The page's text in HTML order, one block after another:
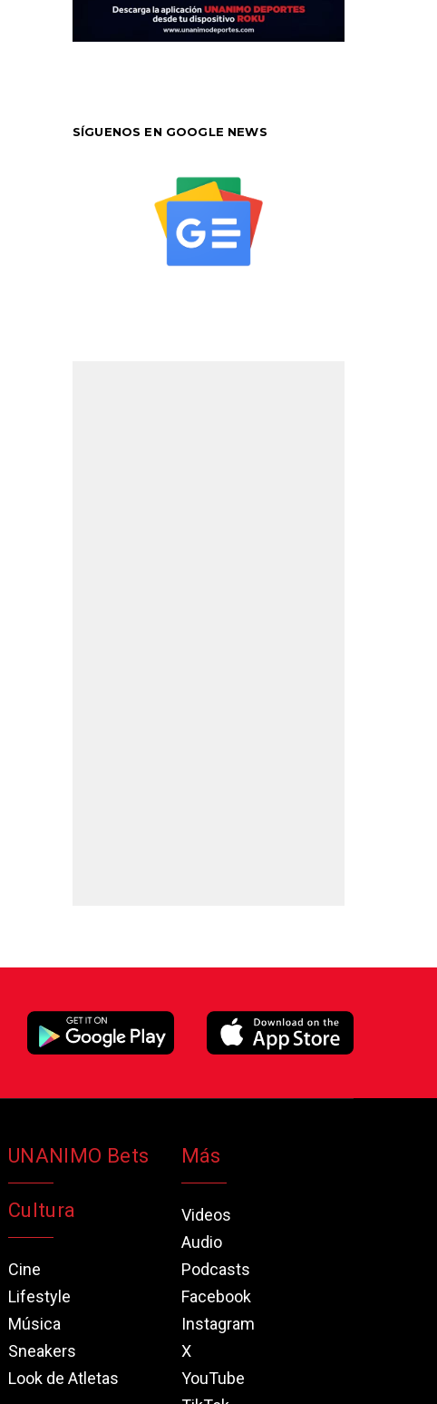
SÍGUENOS EN GOOGLE NEWS
UNANIMO Bets
Cultura
Cine
Lifestyle
Música
Sneakers
Look de Atletas
Más
Videos
Audio
Podcasts
Facebook
Instagram
X
YouTube